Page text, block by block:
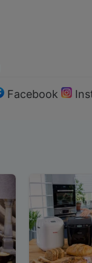
Facebook